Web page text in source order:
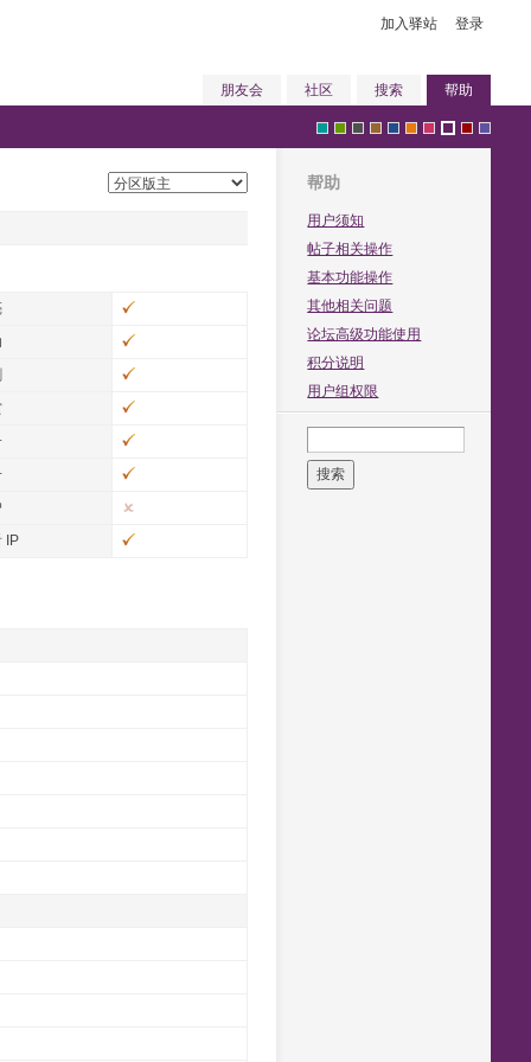
加入驿站 登录
朋友会 社区 搜索 帮助
g
r
g
r r r l
帮助
用户须知
帖子相关操作
基本功能操作
其他相关问题
论坛高级功能使用
积分说明
用户组权限
搜索
IP